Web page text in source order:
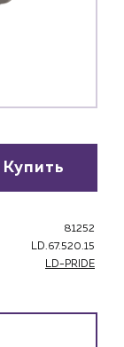
Купить
81252
LD.67.520.15
LD-PRIDE